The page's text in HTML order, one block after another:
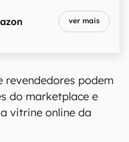
ver mais
revendedores podem
do marketplace e
vitrine online da